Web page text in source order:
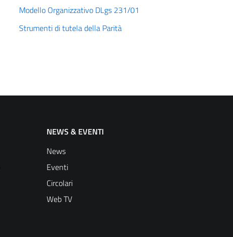
Modello Organizzativo DLgs 231/01
Strumenti di tutela della Parità
NEWS & EVENTI
News
Eventi
Circolari
Web TV